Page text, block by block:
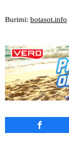
Burimi: botasot.info